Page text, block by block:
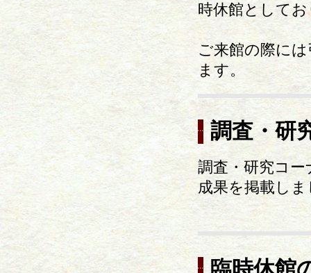
時休館として
ご来館の際に
ます。
調査・研
調査・研究コ
成果を掲載し